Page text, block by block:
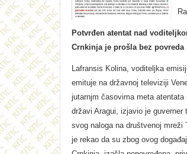
Potvrđen atentat nad
Crnkinja je prošla bez povreda
Lafransis Kolina, voditeljka
emituje na državnoj televiziji
jutarnjm časovima meta
državi Aragui, izjavio je
svog naloga na društvenoj mreži
je rekao da su zbog ovog